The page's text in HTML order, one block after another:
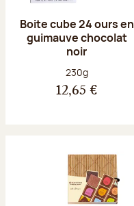
Boite cube 24 ours en
guimauve chocolat
noir
Poids net :
230g
12,65 €